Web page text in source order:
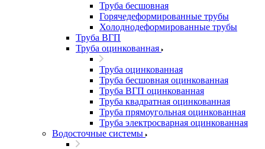
Труба бесшовная
Горячедеформированные трубы
Холоднодеформированные трубы
Труба ВГП
Труба оцинкованная
Труба оцинкованная
Труба бесшовная оцинкованная
Труба ВГП оцинкованная
Труба квадратная оцинкованная
Труба прямоугольная оцинкованная
Труба электросварная оцинкованная
Водосточные системы